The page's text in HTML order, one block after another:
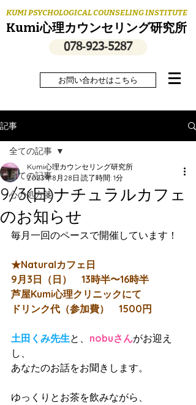
KUMI PSYCHOLOGICAL COUNSELING INSTITUTE
Kumi心理カウンセリング研究所
078‐923‐5287
お問い合わせはこちら
記事
全ての記事
心の処方箋
全ての記事
9/3(日)ナチュラルカフェ
のお知らせ
Kumi心理カウンセリング研究所
2023年8月28日 読了時間: 1分
毎月一回のペースで開催しています！
★Naturalカフェ日
9月3日（日）　13時半〜16時半
芦屋Kumi心理クリニックにて
ドリンク代（参加費）　1500円
土田くみ先生と、 nobuさんがお迎え
し、
あなたのお話をお聞きします。
ゆっくりとお茶を飲みながら、